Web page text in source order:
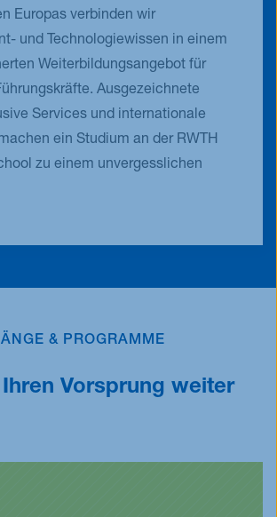
Europas verbinden wir
und Technologiewissen in einem
Weiterbildungsangebot für
Ausgezeichnete
Services und internationale
ein Studium an der RWTH
zu einem unvergesslichen
& PROGRAMME
Vorsprung weiter